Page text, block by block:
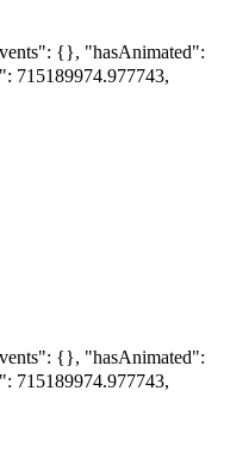
{}, "hasAnimated":
715189974.977743,
{}, "hasAnimated":
715189974.977743,